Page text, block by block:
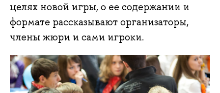
целях новой игры, о ее содержании и
формате рассказывают организаторы,
члены жюри и сами игроки.